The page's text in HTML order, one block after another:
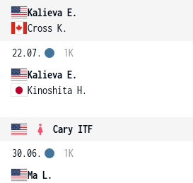
Kalieva E.
Cross K.
22.07.
Kalieva E.
Kinoshita H.
1K
Cary ITF
30.06.
Ma L.
1K